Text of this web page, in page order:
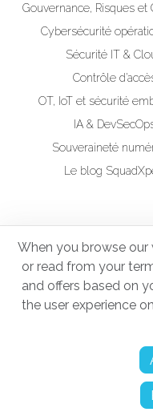
Gouvernance, Risques et
Cybersécurité
Sécurité IT &
Contrôle
OT, IoT et sécurité
IA &
Souveraineté
Le blog
RSE
When you browse
or read from your
and offers based on
the user experience